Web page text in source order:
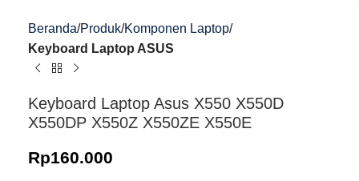
Beranda Produk Komponen Laptop
Keyboard Laptop ASUS
Keyboard Laptop Asus X550 X550D
X550DP X550Z X550ZE X550E
Rp160.000